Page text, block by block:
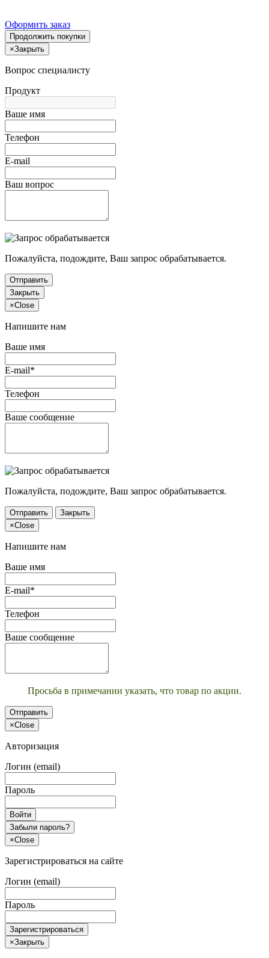
Оформить заказ
Продолжить покупки
×Закрыть
Вопрос специалисту
Продукт
Ваше имя
Телефон
E-mail
Ваш вопрос
Пожалуйста, подождите, Ваш запрос обрабатывается.
Отправить
Закрыть
×Close
Напишите нам
Ваше имя
E-mail*
Телефон
Ваше сообщение
Пожалуйста, подождите, Ваш запрос обрабатывается.
Отправить
Закрыть
×Close
Напишите нам
Ваше имя
E-mail*
Телефон
Ваше сообщение
Просьба в примечании указать, что товар по акции.
Отправить
×Close
Авторизация
Логин (email)
Пароль
Войти
Забыли пароль?
×Close
Зарегистрироваться на сайте
Логин (email)
Пароль
Зарегистрироваться
×Закрыть